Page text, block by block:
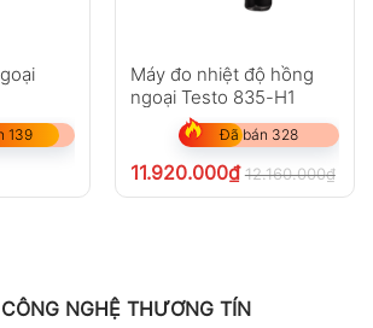
139
Máy đo nhiệt độ hồng
ngoại Testo 835-H1
Đã bán 328
11.920.000₫ 12.160.000₫
NGHỆ THƯƠNG TÍN